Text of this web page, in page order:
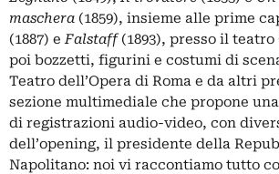
maschera (1859), insieme alle prime
(1887) eFalstaff(1893), presso il teatro
poi bozzetti, figurini e costumi di
Teatro dell’Opera di Roma e da altri
sezione multimediale che propone
di registrazioni audio-video, con
dell’opening, il presidente della
Napolitano: noi vi raccontiamo tutto